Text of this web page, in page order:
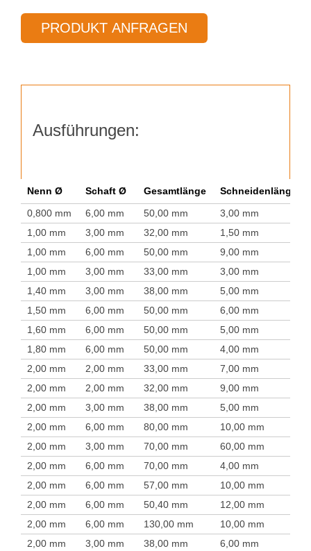
50,00
mm
PRODUKT ANFRAGEN
Ausführungen:
Nenn Ø Schaft Ø Gesamtlänge Schneidenlänge
0,800 mm
6,00 mm 50,00 mm 3,00 mm
1,00 mm
3,00 mm 32,00 mm 1,50 mm
1,00 mm
6,00 mm 50,00 mm 9,00 mm
1,00 mm
3,00 mm 33,00 mm 3,00 mm
1,40 mm
3,00 mm 38,00 mm 5,00 mm
1,50 mm
6,00 mm 50,00 mm 6,00 mm
1,60 mm
6,00 mm 50,00 mm 5,00 mm
1,80 mm
6,00 mm 50,00 mm 4,00 mm
2,00 mm
2,00 mm 33,00 mm 7,00 mm
2,00 mm
2,00 mm 32,00 mm 9,00 mm
2,00 mm
3,00 mm 38,00 mm 5,00 mm
2,00 mm
6,00 mm 80,00 mm 10,00 mm
2,00 mm
3,00 mm 70,00 mm 60,00 mm
2,00 mm
6,00 mm 70,00 mm 4,00 mm
2,00 mm
6,00 mm 57,00 mm 10,00 mm
2,00 mm
6,00 mm 50,40 mm 12,00 mm
2,00 mm
6,00 mm 130,00 mm 10,00 mm
2,00 mm
3,00 mm 38,00 mm 6,00 mm